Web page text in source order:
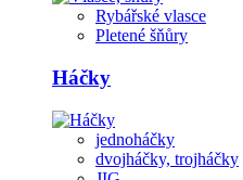
Rybářské vlasce
Pletené šňůry
Háčky
jednoháčky
dvojháčky, trojháčky